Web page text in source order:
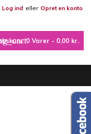
Log ind eller Opret en konto
0 Varer - 0,00 kr.